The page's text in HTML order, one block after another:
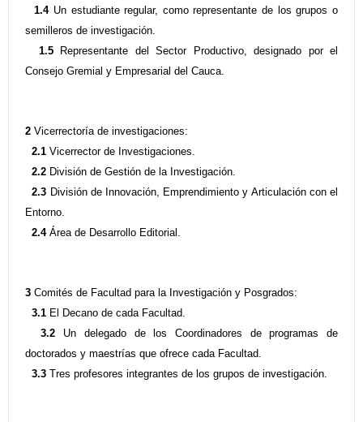
1.4Un estudiante regular, como representante de los grupos o
semilleros de investigación.
1.5Representante del Sector Productivo, designado por el
Consejo Gremial y Empresarial del Cauca.
2 Vicerrectoría de investigaciones:
2.1 Vicerrector de Investigaciones.
2.2 División de Gestión de la Investigación.
2.3 División de Innovación, Emprendimiento y Articulación con el
Entorno.
2.4Área de Desarrollo Editorial.
3 Comités de Facultad para la Investigación y Posgrados:
3.1 El Decano de cada Facultad.
3.2 Un delegado de los Coordinadores de programas de
doctorados y maestrías que ofrece cada Facultad.
3.3 Tres profesores integrantes de los grupos de investigación.